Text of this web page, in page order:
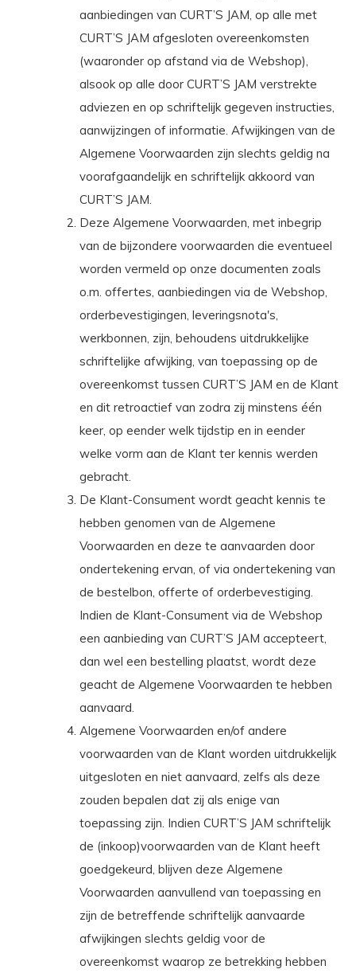
aanbiedingen van CURT’S JAM, op alle met
CURT’S JAM afgesloten overeenkomsten
(waaronder op afstand via de Webshop),
alsook op alle door CURT’S JAM verstrekte
adviezen en op schriftelijk gegeven instructies,
aanwijzingen of informatie. Afwijkingen van de
Algemene Voorwaarden zijn slechts geldig na
voorafgaandelijk en schriftelijk akkoord van
CURT’S JAM.
Deze Algemene Voorwaarden, met inbegrip
van de bijzondere voorwaarden die eventueel
worden vermeld op onze documenten zoals
o.m. offertes, aanbiedingen via de Webshop,
orderbevestigingen, leveringsnota's,
werkbonnen, zijn, behoudens uitdrukkelijke
schriftelijke afwijking, van toepassing op de
overeenkomst tussen CURT’S JAM en de Klant
en dit retroactief van zodra zij minstens één
keer, op eender welk tijdstip en in eender
welke vorm aan de Klant ter kennis werden
gebracht.
De Klant-Consument wordt geacht kennis te
hebben genomen van de Algemene
Voorwaarden en deze te aanvaarden door
ondertekening ervan, of via ondertekening van
de bestelbon, offerte of orderbevestiging.
Indien de Klant-Consument via de Webshop
een aanbieding van CURT’S JAM accepteert,
dan wel een bestelling plaatst, wordt deze
geacht de Algemene Voorwaarden te hebben
aanvaard.
Algemene Voorwaarden en/of andere
voorwaarden van de Klant worden uitdrukkelijk
uitgesloten en niet aanvaard, zelfs als deze
zouden bepalen dat zij als enige van
toepassing zijn. Indien CURT’S JAM schriftelijk
de (inkoop)voorwaarden van de Klant heeft
goedgekeurd, blijven deze Algemene
Voorwaarden aanvullend van toepassing en
zijn de betreffende schriftelijk aanvaarde
afwijkingen slechts geldig voor de
overeenkomst waarop ze betrekking hebben